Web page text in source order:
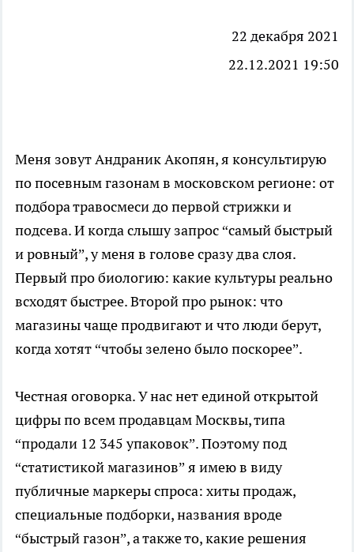
22 декабря 2021
22.12.2021 19:50
Меня зовут Андраник Акопян, я консультирую
по посевным газонам в московском регионе: от
подбора травосмеси до первой стрижки и
подсева. И когда слышу запрос “самый быстрый
и ровный”, у меня в голове сразу два слоя.
Первый про биологию: какие культуры реально
всходят быстрее. Второй про рынок: что
магазины чаще продвигают и что люди берут,
когда хотят “чтобы зелено было поскорее”.
Честная оговорка. У нас нет единой открытой
цифры по всем продавцам Москвы, типа
“продали 12 345 упаковок”. Поэтому под
“статистикой магазинов” я имею в виду
публичные маркеры спроса: хиты продаж,
специальные подборки, названия вроде
“быстрый газон”, а также то, какие решения